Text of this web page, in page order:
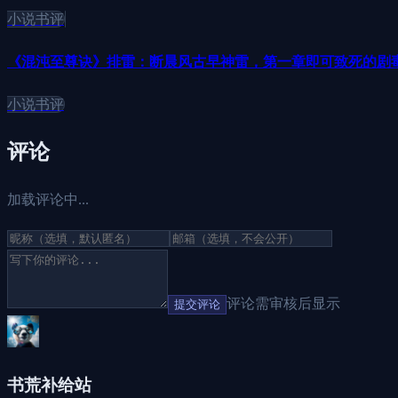
小说书评
《混沌至尊诀》排雷：断晨风古早神雷，第一章即可致死的剧
小说书评
评论
加载评论中...
提交评论 评论需审核后显示
书荒补给站